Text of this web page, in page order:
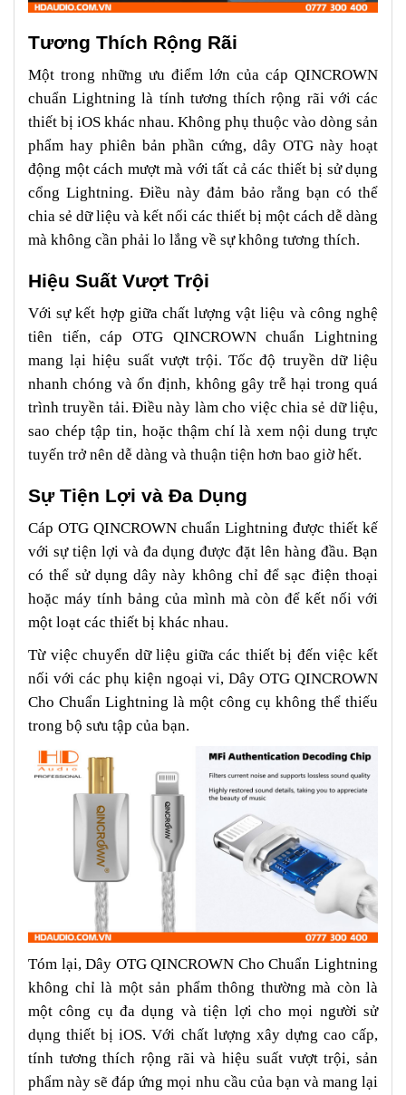
Tương Thích Rộng Rãi
Một trong những ưu điểm lớn của cáp QINCROWN
chuẩn Lightning là tính tương thích rộng rãi với các
thiết bị iOS khác nhau. Không phụ thuộc vào dòng sản
phẩm hay phiên bản phần cứng, dây OTG này hoạt
động một cách mượt mà với tất cả các thiết bị sử dụng
cổng Lightning. Điều này đảm bảo rằng bạn có thể
chia sẻ dữ liệu và kết nối các thiết bị một cách dễ dàng
mà không cần phải lo lắng về sự không tương thích.
Hiệu Suất Vượt Trội
Với sự kết hợp giữa chất lượng vật liệu và công nghệ
tiên tiến, cáp OTG QINCROWN chuẩn Lightning
mang lại hiệu suất vượt trội. Tốc độ truyền dữ liệu
nhanh chóng và ổn định, không gây trễ hại trong quá
trình truyền tải. Điều này làm cho việc chia sẻ dữ liệu,
sao chép tập tin, hoặc thậm chí là xem nội dung trực
tuyến trở nên dễ dàng và thuận tiện hơn bao giờ hết.
Sự Tiện Lợi và Đa Dụng
Cáp OTG QINCROWN chuẩn Lightning được thiết kế
với sự tiện lợi và đa dụng được đặt lên hàng đầu. Bạn
có thể sử dụng dây này không chỉ để sạc điện thoại
hoặc máy tính bảng của mình mà còn để kết nối với
một loạt các thiết bị khác nhau.
Từ việc chuyển dữ liệu giữa các thiết bị đến việc kết
nối với các phụ kiện ngoại vi, Dây OTG QINCROWN
Cho Chuẩn Lightning là một công cụ không thể thiếu
trong bộ sưu tập của bạn.
Tóm lại, Dây OTG QINCROWN Cho Chuẩn Lightning
không chỉ là một sản phẩm thông thường mà còn là
một công cụ đa dụng và tiện lợi cho mọi người sử
dụng thiết bị iOS. Với chất lượng xây dựng cao cấp,
tính tương thích rộng rãi và hiệu suất vượt trội, sản
phẩm này sẽ đáp ứng mọi nhu cầu của bạn và mang lại